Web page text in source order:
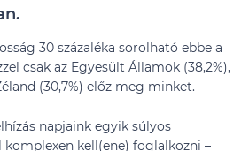
30 százaléka sorolható ebbe a
csak az Egyesült Államok (38,2%),
(30,7%) előz meg minket.
napjaink egyik súlyos
kell(ene) foglalkozni –